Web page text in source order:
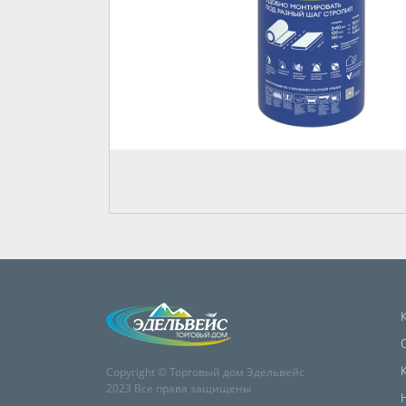
Copyright © Торговый дом Эдельвейс
2023 Все права защищены